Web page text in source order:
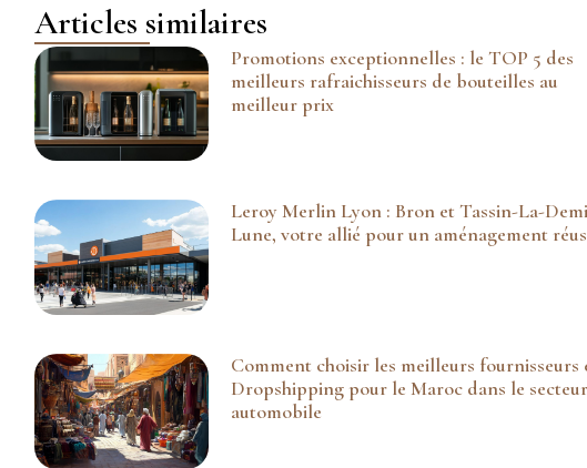
Articles similaires
Promotions exceptionnelles : le TOP 5 des
meilleurs rafraichisseurs de bouteilles au
meilleur prix
Leroy Merlin Lyon : Bron et Tassin-La-
Lune, votre allié pour un aménagement
Comment choisir les meilleurs fournisseurs
Dropshipping pour le Maroc dans le secteur
automobile